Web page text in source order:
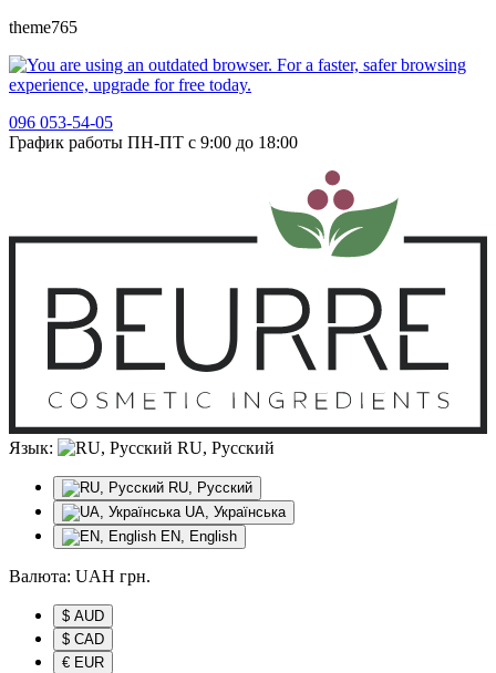
theme765
096 053-54-05
График работы ПН-ПТ с 9:00 до 18:00
Язык: RU, Русский
RU, Русский
UA, Українська
EN, English
Валюта: UAH грн.
$ AUD
$ CAD
€ EUR